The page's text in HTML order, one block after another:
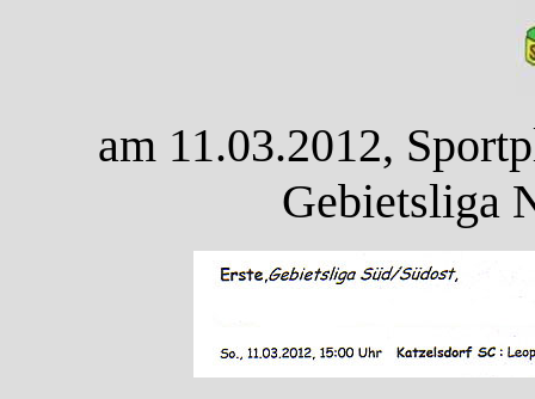
am 11.03.2012,
Gebietsliga